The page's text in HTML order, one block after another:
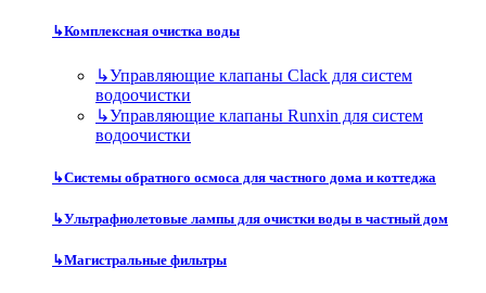
↳Комплексная очистка воды
↳Управляющие клапаны Clack для систем
водоочистки
↳Управляющие клапаны Runxin для систем
водоочистки
↳Системы обратного осмоса для частного дома и коттеджа
↳Ультрафиолетовые лампы для очистки воды в частный дом
↳Магистральные фильтры